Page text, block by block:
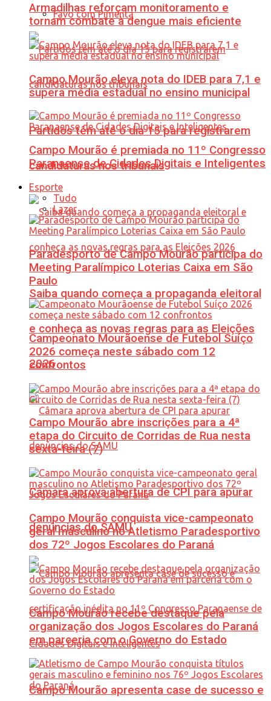
Favo com Pimenta
Partidos têm até o dia 15 para registrarem
candidaturas nos tribunais
Saiba quando começa a propaganda eleitoral
e conheça as novas regras para as Eleições
2026
Câmara aprova abertura de CPI para apurar
denúncias do SAMU
Campo Mourão apresenta case de sucesso e
Armadilhas reforçam monitoramento e
tornam combate à dengue mais eficiente
Campo Mourão eleva nota do IDEB para 7,1 e
supera média estadual no ensino municipal
Campo Mourão é premiada no 11º Congresso
Paranaense de Cidades Digitais e Inteligentes
Esporte
Tudo
Lazer
Paradesporto de Campo Mourão participa do
Meeting Paralímpico Loterias Caixa em São
Paulo
Campeonato Mourãoense de Futebol Suíço
2026 começa neste sábado com 12
confrontos
Campo Mourão abre inscrições para a 4ª
etapa do Circuito de Corridas de Rua nesta
sexta-feira (7)
Campo Mourão conquista vice-campeonato
geral masculino no Atletismo Paradesportivo
dos 72º Jogos Escolares do Paraná
Campo Mourão recebe destaque pela
organização dos Jogos Escolares do Paraná
em parceria com o Governo do Estado